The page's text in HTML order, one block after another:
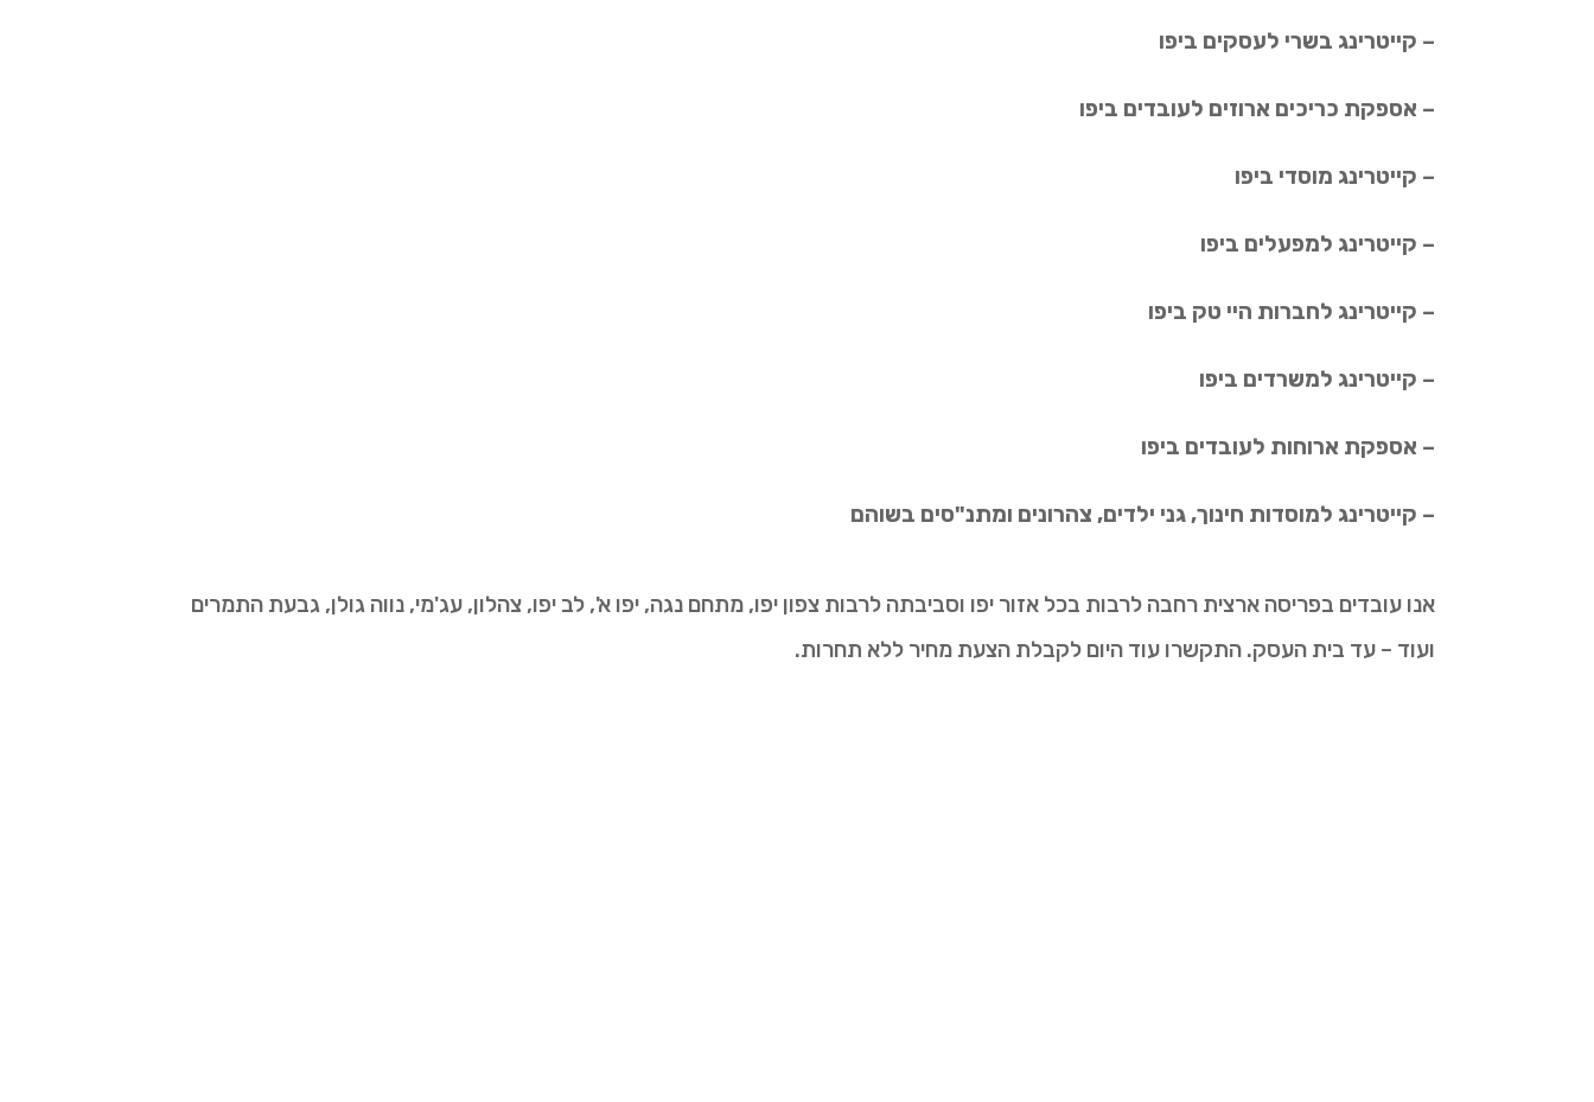
– קייטרינג בשרי לעסקים ביפו
– אספקת כריכים ארוזים לעובדים ביפו
– קייטרינג מוסדי ביפו
– קייטרינג למפעלים ביפו
– קייטרינג לחברות היי טק ביפו
– קייטרינג למשרדים ביפו
– אספקת ארוחות לעובדים ביפו
– קייטרינג למוסדות חינוך, גני ילדים, צהרונים ומתנ"סים בשוהם
אנו עובדים בפריסה ארצית רחבה לרבות בכל אזור יפו וסביבתה לרבות צפון יפו, מתחם נגה, יפו א', לב יפו, צהלון, עג'מי, נווה גולן, גבעת התמרים
ועוד – עד בית העסק. התקשרו עוד היום לקבלת הצעת מחיר ללא תחרות.